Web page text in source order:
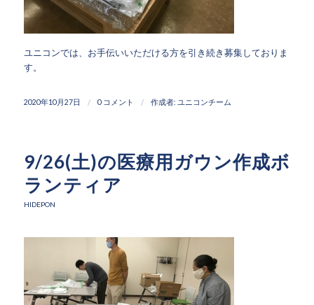
ユニコンでは、お手伝いいただける方を引き続き募集しておりま
す。
2020年10月27日 / 0 コメント / 作成者: ユニコンチーム
9/26(土)の医療用ガウン作成ボ
ランティア
HIDEPON